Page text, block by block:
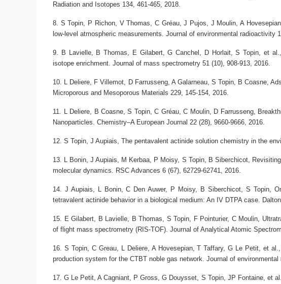
Radiation and Isotopes 134, 461-465, 2018.
S Topin, P Richon, V Thomas, C Gréau, J Pujos, J Moulin, A
low-level atmospheric measurements. Journal of environmental radioactivity
B Lavielle, B Thomas, E Gilabert, G Canchel, D Horlait, S Topin, et al.,
isotope enrichment. Journal of mass spectrometry 51 (10), 908-913, 2016.
L Deliere, F Villemot, D Farrusseng, A Galarneau, S Topin, B Coasne,
Microporous and Mesoporous Materials 229, 145-154, 2016.
L Deliere, B Coasne, S Topin, C Gréau, C Moulin, D Farrusseng,
Nanoparticles. Chemistry–A European Journal 22 (28), 9660-9666, 2016.
S Topin, J Aupiais,The pentavalent actinide solution chemistry in the
L Bonin, J Aupiais, M Kerbaa, P Moisy, S Topin, B Siberchicot,
molecular dynamics. RSC Advances 6 (67), 62729-62741, 2016.
J Aupiais, L Bonin, C Den Auwer, P Moisy, B Siberchicot, S Topin,
tetravalent actinide behavior in a biological medium: An IV DTPA case.
E Gilabert, B Lavielle, B Thomas, S Topin, F Pointurier, C Moulin,
of flight mass spectrometry (RIS-TOF). Journal of Analytical Atomic
S Topin, C Greau, L Deliere, A Hovesepian, T Taffary, G Le Petit, et al.,
production system for the CTBT noble gas network. Journal of
G Le Petit, A Cagniant, P Gross, G Douysset, S Topin, JP Fontaine, et